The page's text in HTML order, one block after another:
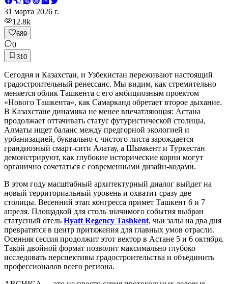
31 марта 2026 г.
12.8k
689
0
310
Сегодня и Казахстан, и Узбекистан переживают настоящий
градостроительный ренессанс. Мы видим, как стремительно
меняется облик Ташкента с его амбициозным проектом
«Нового Ташкента», как Самарканд обретает второе дыхание.
В Казахстане динамика не менее впечатляющая: Астана
продолжает оттачивать статус футуристической столицы,
Алматы ищет баланс между предгорной экологией и
урбанизацией, буквально с чистого листа зарождается
грандиозный смарт-сити Алатау, а Шымкент и Туркестан
демонстрируют, как глубокие исторические корни могут
органично сочетаться с современными дизайн-кодами.
В этом году масштабный архитектурный диалог выйдет на
новый территориальный уровень и охватит сразу две
столицы. Весенний этап конгресса примет Ташкент 6 и 7
апреля. Площадкой для столь значимого события выбран
статусный отель Hyatt Regency Tashkent, чьи залы на два дня
превратятся в центр притяжения для главных умов отрасли.
Осенняя сессия продолжит этот вектор в Астане 5 и 6 октября.
Такой двойной формат позволит максимально глубоко
исследовать перспективы градостроительства и объединить
профессионалов всего региона.